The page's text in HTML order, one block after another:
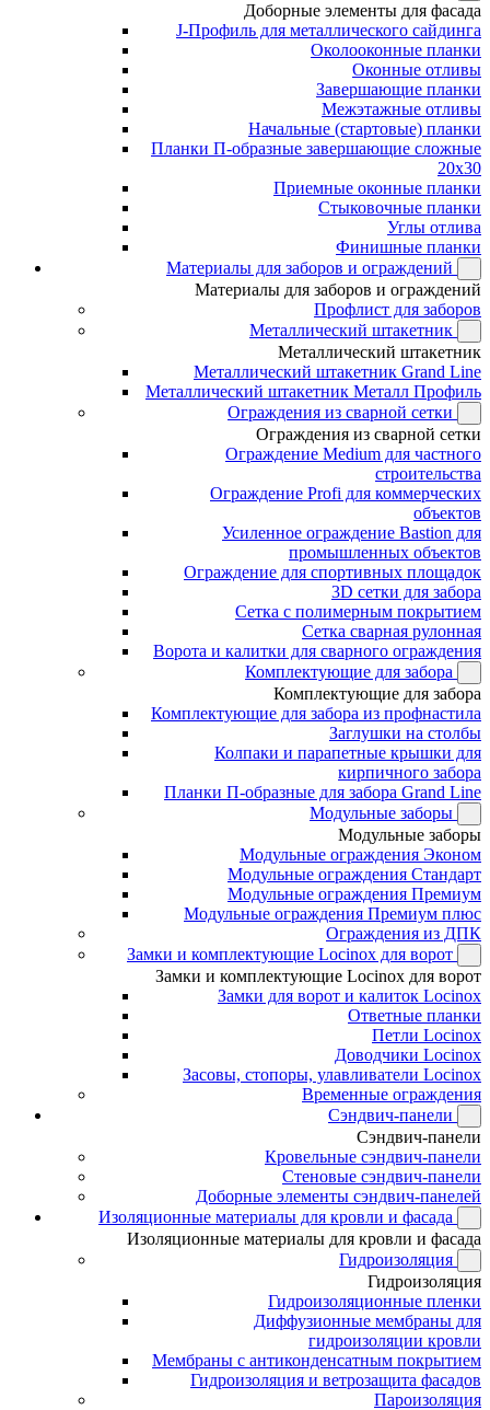
Доборные элементы для фасада
J-Профиль для металлического сайдинга
Околооконные планки
Оконные отливы
Завершающие планки
Межэтажные отливы
Начальные (стартовые) планки
Планки П-образные завершающие сложные
20x30
Приемные оконные планки
Стыковочные планки
Углы отлива
Финишные планки
Материалы для заборов и ограждений
Материалы для заборов и ограждений
Профлист для заборов
Металлический штакетник
Металлический штакетник
Металлический штакетник Grand Line
Металлический штакетник Металл Профиль
Ограждения из сварной сетки
Ограждения из сварной сетки
Ограждение Medium для частного
строительства
Ограждение Profi для коммерческих
объектов
Усиленное ограждение Bastion для
промышленных объектов
Ограждение для спортивных площадок
3D сетки для забора
Сетка с полимерным покрытием
Сетка сварная рулонная
Ворота и калитки для сварного ограждения
Комплектующие для забора
Комплектующие для забора
Комплектующие для забора из профнастила
Заглушки на столбы
Колпаки и парапетные крышки для
кирпичного забора
Планки П-образные для забора Grand Line
Модульные заборы
Модульные заборы
Модульные ограждения Эконом
Модульные ограждения Стандарт
Модульные ограждения Премиум
Модульные ограждения Премиум плюс
Ограждения из ДПК
Замки и комплектующие Locinox для ворот
Замки и комплектующие Locinox для ворот
Замки для ворот и калиток Locinox
Ответные планки
Петли Locinox
Доводчики Locinox
Засовы, стопоры, улавливатели Locinox
Временные ограждения
Сэндвич-панели
Сэндвич-панели
Кровельные сэндвич-панели
Стеновые сэндвич-панели
Доборные элементы сэндвич-панелей
Изоляционные материалы для кровли и фасада
Изоляционные материалы для кровли и фасада
Гидроизоляция
Гидроизоляция
Гидроизоляционные пленки
Диффузионные мембраны для
гидроизоляции кровли
Мембраны с антиконденсатным покрытием
Гидроизоляция и ветрозащита фасадов
Пароизоляция